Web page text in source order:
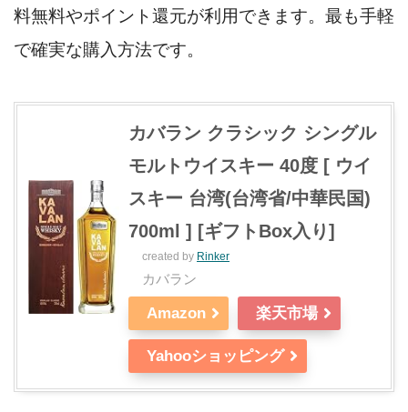
料無料やポイント還元が利用できます。最も手軽
で確実な購入方法です。
カバラン クラシック シングル
モルトウイスキー 40度 [ ウイ
スキー 台湾(台湾省/中華民国)
700ml ] [ギフトBox入り]
created by Rinker
カバラン
Amazon 楽天市場
Yahooショッピング